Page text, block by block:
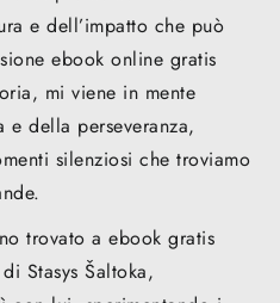
e dell’impatto che può
ebook online gratis
mi viene in mente
e della perseveranza,
silenziosi che troviamo
trovato a ebook gratis
Stasys Šaltoka,